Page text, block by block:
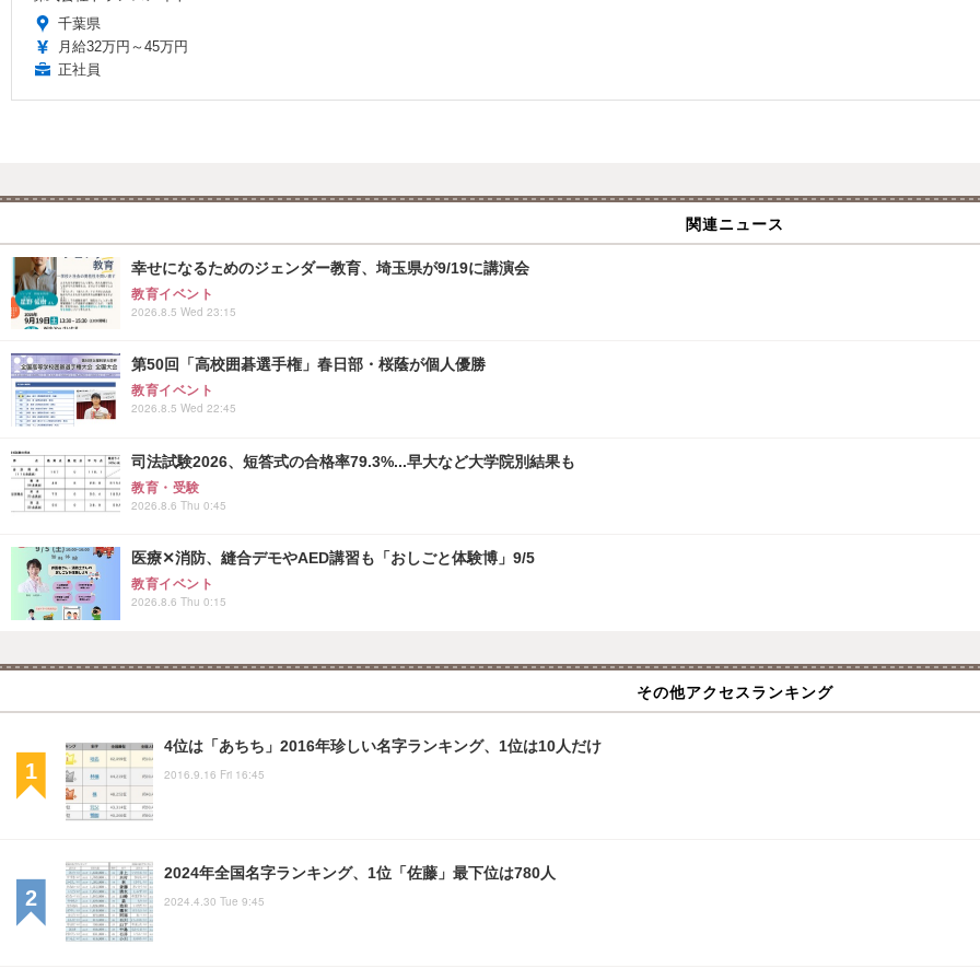
千葉県
月給32万円～45万円
正社員
関連ニュース
幸せになるためのジェンダー教育、埼玉県が9/19に講演会
教育イベント
2026.8.5 Wed 23:15
第50回「高校囲碁選手権」春日部・桜蔭が個人優勝
教育イベント
2026.8.5 Wed 22:45
司法試験2026、短答式の合格率79.3%...早大など大学院別結果も
教育・受験
2026.8.6 Thu 0:45
医療✕消防、縫合デモやAED講習も「おしごと体験博」9/5
教育イベント
2026.8.6 Thu 0:15
その他アクセスランキング
4位は「あちち」2016年珍しい名字ランキング、1位は10人だけ
2016.9.16 Fri 16:45
2024年全国名字ランキング、1位「佐藤」最下位は780人
2024.4.30 Tue 9:45